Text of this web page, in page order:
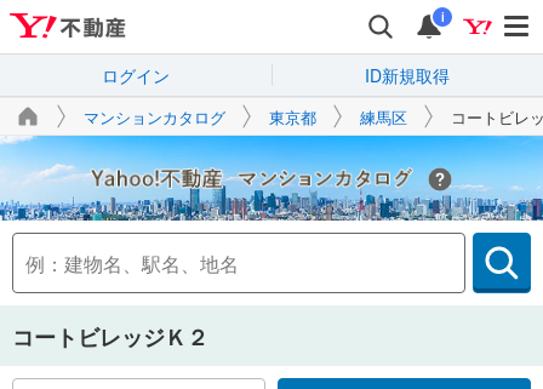
i
ログイン ID新規取得
マンションカタログ 東京都 練馬区 コートビレ
Yahoo!不動産
コートビレッジＫ２